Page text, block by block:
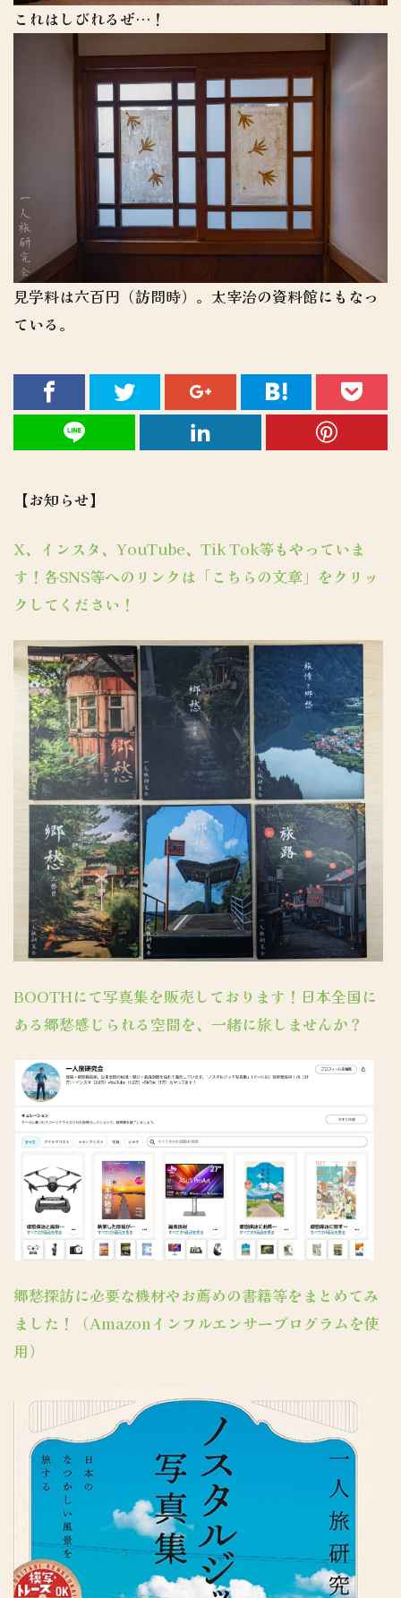
これはしびれるぜ…！
見学料は六百円（訪問時）。太宰治の資料館にもなっ
ている。
【お知らせ】
X、インスタ、YouTube、Tik Tok等もやっていま
す！各SNS等へのリンクは「こちらの文章」をクリッ
クしてください！
BOOTHにて写真集を販売しております！日本全国に
ある郷愁感じられる空間を、一緒に旅しませんか？
郷愁探訪に必要な機材やお薦めの書籍等をまとめてみ
ました！（Amazonインフルエンサープログラムを使
用）